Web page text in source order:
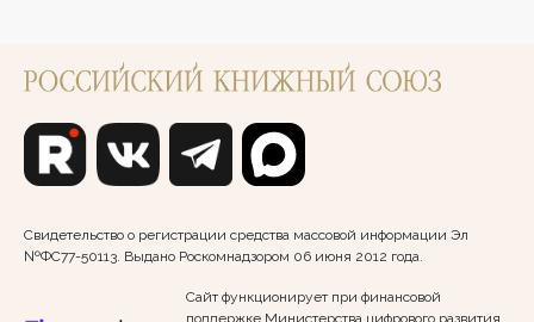
Свидетельство о регистрации средства массовой информации Эл
№ФС77-50113. Выдано Роскомнадзором 06 июня 2012 года.
Сайт функционирует при финансовой